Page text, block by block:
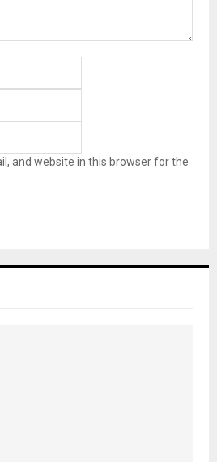
and website in this browser for the